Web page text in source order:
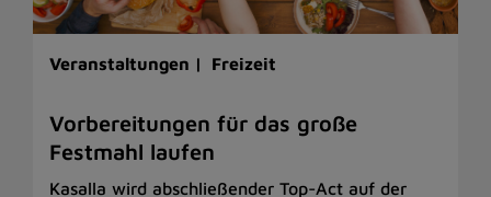
Veranstaltungen | Freizeit
Vorbereitungen für das große
Festmahl laufen
Kasalla wird abschließender Top-Act auf der